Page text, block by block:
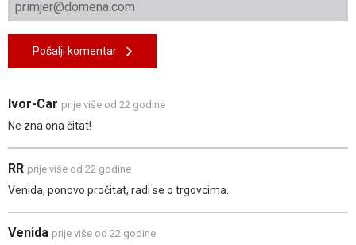
Pošalji komentar
Ivor-Car prije više od 22 godine
Ne zna ona čitat!
RR prije više od 22 godine
Venida, ponovo pročitat, radi se o trgovcima.
Venida prije više od 22 godine